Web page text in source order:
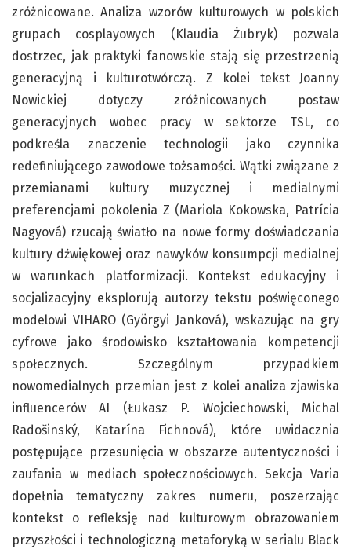
zróżnicowane. Analiza wzorów kulturowych w polskich
grupach cosplayowych (Klaudia Żubryk) pozwala
dostrzec, jak praktyki fanowskie stają się przestrzenią
generacyjną i kulturotwórczą. Z kolei tekst Joanny
Nowickiej dotyczy zróżnicowanych postaw
generacyjnych wobec pracy w sektorze TSL, co
podkreśla znaczenie technologii jako czynnika
redefiniującego zawodowe tożsamości. Wątki związane z
przemianami kultury muzycznej i medialnymi
preferencjami pokolenia Z (Mariola Kokowska, Patrícia
Nagyová) rzucają światło na nowe formy doświadczania
kultury dźwiękowej oraz nawyków konsumpcji medialnej
w warunkach platformizacji. Kontekst edukacyjny i
socjalizacyjny eksplorują autorzy tekstu poświęconego
modelowi VIHARO (Györgyi Janková), wskazując na gry
cyfrowe jako środowisko kształtowania kompetencji
społecznych. Szczególnym przypadkiem
nowomedialnych przemian jest z kolei analiza zjawiska
influencerów AI (Łukasz P. Wojciechowski, Michal
Radošinský, Katarína Fichnová), które uwidacznia
postępujące przesunięcia w obszarze autentyczności i
zaufania w mediach społecznościowych. Sekcja Varia
dopełnia tematyczny zakres numeru, poszerzając
kontekst o refleksję nad kulturowym obrazowaniem
przyszłości i technologiczną metaforyką w serialu Black